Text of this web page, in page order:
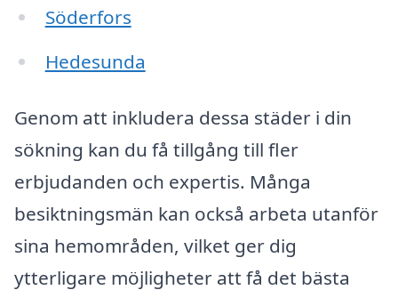
Söderfors
Hedesunda
Genom att inkludera dessa städer i din
sökning kan du få tillgång till fler
erbjudanden och expertis. Många
besiktningsmän kan också arbeta utanför
sina hemområden, vilket ger dig
ytterligare möjligheter att få det bästa